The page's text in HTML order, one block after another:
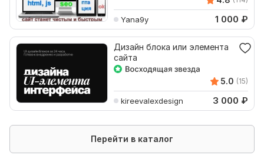
Yana9y 1 000 ₽
Дизайн блока или элемента
сайта
5.0 (15)
kireevalexdesign 3 000 ₽
Перейти в каталог